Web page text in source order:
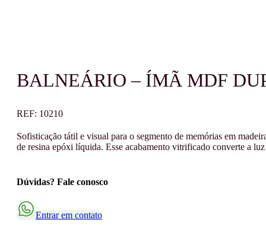
BALNEÁRIO – ÍMÃ MDF
REF: 10210
Sofisticação tátil e visual para o segmento de memórias em
de resina epóxi líquida. Esse acabamento vitrificado converte a
Dúvidas? Fale conosco
Entrar em contato